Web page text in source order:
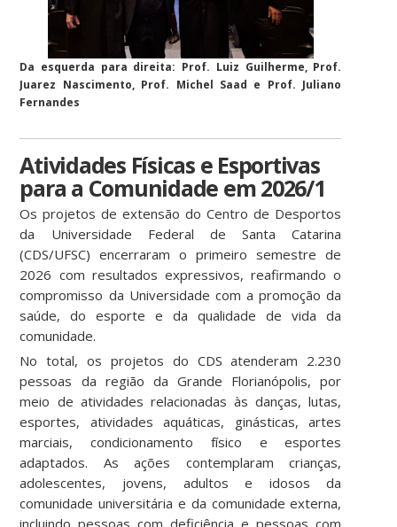
Da esquerda para direita: Prof. Luiz Guilherme, Prof.
Juarez Nascimento, Prof. Michel Saad e Prof. Juliano
Fernandes
Atividades Físicas e Esportivas
para a Comunidade em 2026/1
Os projetos de extensão do Centro de Desportos
da Universidade Federal de Santa Catarina
(CDS/UFSC) encerraram o primeiro semestre de
2026 com resultados expressivos, reafirmando o
compromisso da Universidade com a promoção da
saúde, do esporte e da qualidade de vida da
comunidade.
No total, os projetos do CDS atenderam 2.230
pessoas da região da Grande Florianópolis, por
meio de atividades relacionadas às danças, lutas,
esportes, atividades aquáticas, ginásticas, artes
marciais, condicionamento físico e esportes
adaptados. As ações contemplaram crianças,
adolescentes, jovens, adultos e idosos da
comunidade universitária e da comunidade externa,